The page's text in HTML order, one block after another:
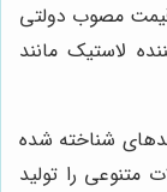
قیمت مصوب دولتی
لاستیک مانند
شناخته شده
متنوعی را تولید